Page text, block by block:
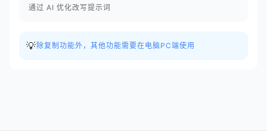
通过 AI 优化改写提示词
💡 除复制功能外，其他功能需要在电脑PC端使用